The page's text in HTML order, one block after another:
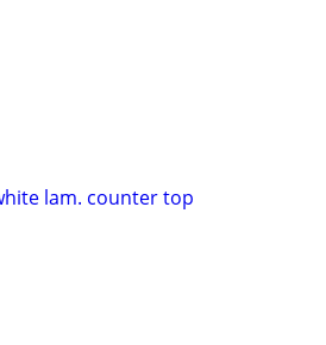
lam. counter top